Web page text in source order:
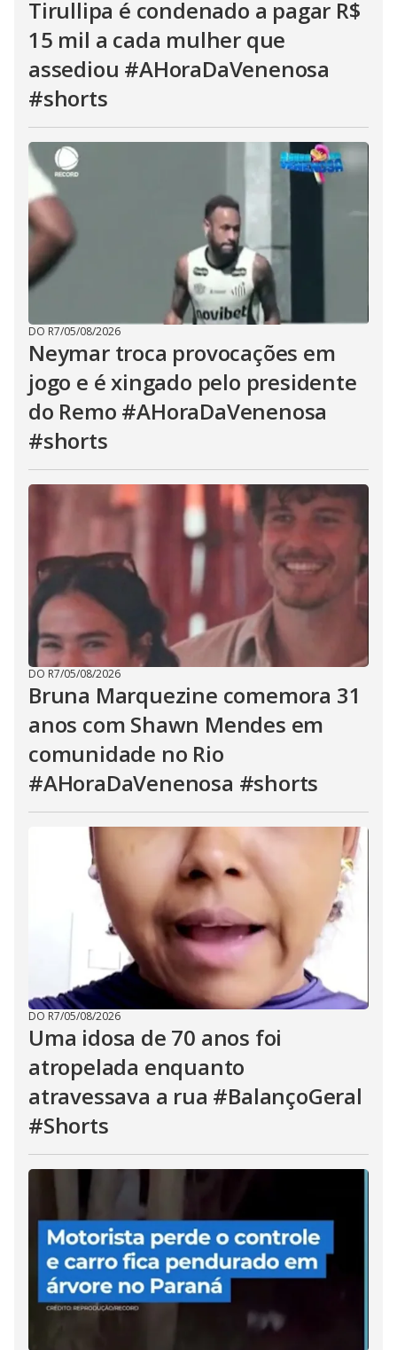
Tirullipa é condenado a pagar R$
15 mil a cada mulher que
assediou #AHoraDaVenenosa
#shorts
DO R7/05/08/2026
Neymar troca provocações em
jogo e é xingado pelo presidente
do Remo #AHoraDaVenenosa
#shorts
DO R7/05/08/2026
Bruna Marquezine comemora 31
anos com Shawn Mendes em
comunidade no Rio
#AHoraDaVenenosa #shorts
DO R7/05/08/2026
Uma idosa de 70 anos foi
atropelada enquanto
atravessava a rua #BalançoGeral
#Shorts